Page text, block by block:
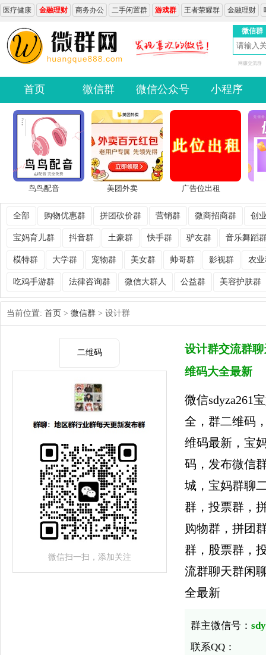
医疗健康 金融理财 商务办公 二手闲置群 游戏群 王者荣耀群 金融理财
微信群
网赚交流群
首页 微信群 微信公众号 小程序
鸟鸟配音 美团外卖 广告位出租
全部 购物优惠群 拼团砍价群 营销群 微商招商群 创
宝妈育儿群 抖音群 土豪群 快手群 驴友群 音乐舞蹈
模特群 大学群 宠物群 美女群 帅哥群 影视群 农
吃鸡手游群 法律咨询群 微信大群人 公益群 美容护肤群
当前位置: 首页 > 微信群 > 设计群
二维码
微信扫一扫，添加关注
设计群交流群
维码大全最新
微信sdyza261
全，群二维码
维码最新，宝
码，发布微信
城，宝妈群聊
群，投票群，
购物群，拼团
群，股票群，
流群聊天群闲
全最新
群主微信号：
联系QQ：